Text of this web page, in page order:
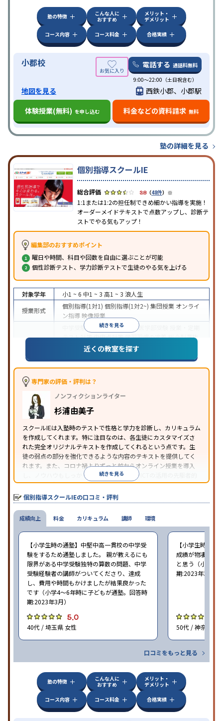
塾の特徴
こんな人に
おすすめ
メリット・
デメリット
コース内容
コース料金 合格実績
小郡校 電話する 通話料無料
9:00～22:00（土日祝含む）
地図を見る
西鉄小郡、小郡駅
体験授業(無料) を申し込む 料金などの資料請求 無料
塾の詳細を見る
個別指導スクールIE
3.8（48件） ※
1:1または1:2の担任制できめ細かい指導を実施！
オーダーメイドテキストで点数アップし、診断テ
ストでやる気もアップ！
編集部のおすすめポイント
曜日や時間、科目や回数を自由に選ぶことが可能
個性診断テスト、学力診断テストで生徒のやる気を上げる
続きを見る
対象学年 小1 ~ 6 中1 ~ 3 高1 ~ 3 浪人生
授業形式
個別指導(1対1) 個別指導(1対2~) 集団授業 オンライ
ン指導 映像授業
中学受験 高校受験大学受験 医学部受験
テスト対策内申点対策学習習慣の定着総合型選抜
(旧AO)対策推薦入試対策学校別特化対策
漢検(漢字検定)対策数学特化対策その他科目別特化
中高一貫校生に対応
可能季節講習のみの受講可
※2023年3月調査。小学校高学年の個別指導塾アンケート調査方法
近くの教室を探す
専門家の評価・評判は？
ノンフィクションライター
杉浦由美子
スクールIEは入塾時のテストで性格と学力を診断し、カリキュラム
を作成してくれます。特に注目なのは、各生徒にカスタマイズさ
れた完全オリジナルテキストを作成してくれるという点です。生
徒の弱点の部分を強化できるような内容のテキストを提供してく
れます。また、コロナ禍よりずっと前からオンライン授業を導入
し、ノウハウもしっかりとしています。AIやICTの活用の先駆者的
な個別指導塾です。
続きを見る
個別指導スクールIEの口コミ・評判
成績向上
【小学生時の通塾】中堅中高一貫校の中学受
験をするため通塾しました。 親が教えるにも
限界がある中学受験独特の算数の問題、中学
受験経験者の講師がついてくださり、達成
し、費用や時間もかけましたが結果良かった
です（小学4〜6年時に子どもが通塾。回答時
期:2023年3月）
5.0
40代 / 埼玉県 女性
【小学生時の通
成績が物凄く悪
と思う（小学6
期:2023年3月）
50代 / 神奈川県
口コミをもっと見る
料金 カリキュラム 講師 環境
塾の特徴
こんな人に
おすすめ
メリット・
デメリット
コース内容
コース料金 合格実績